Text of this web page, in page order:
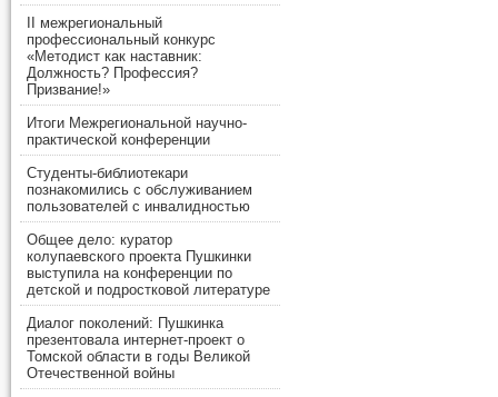
II межрегиональный
профессиональный конкурс
«Методист как наставник:
Должность? Профессия?
Призвание!»
Итоги Межрегиональной научно-
практической конференции
Студенты-библиотекари
познакомились с обслуживанием
пользователей с инвалидностью
Общее дело: куратор
колупаевского проекта Пушкинки
выступила на конференции по
детской и подростковой литературе
Диалог поколений: Пушкинка
презентовала интернет-проект о
Томской области в годы Великой
Отечественной войны